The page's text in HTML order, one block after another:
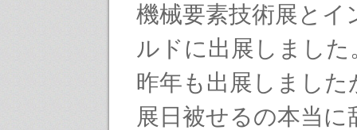
機械要素技術展とイ
ルドに出展しました
昨年も出展しました
展日被せるの本当に